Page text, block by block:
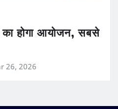
होगा आयोजन, सबसे
26, 2026